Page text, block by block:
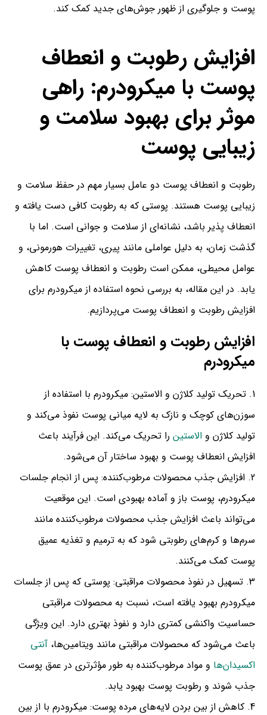
پوست و جلوگیری از ظهور جوش‌های جدید کمک کند.
افزایش رطوبت و انعطاف
پوست با میکرودرم: راهی
موثر برای بهبود سلامت و
زیبایی پوست
رطوبت و انعطاف پوست دو عامل بسیار مهم در حفظ سلامت و
زیبایی پوست هستند. پوستی که به رطوبت کافی دست یافته و
انعطاف پذیر باشد، نشانه‌ای از سلامت و جوانی است. اما با
گذشت زمان، به دلیل عواملی مانند پیری، تغییرات هورمونی، و
عوامل محیطی، ممکن است رطوبت و انعطاف پوست کاهش
یابد. در این مقاله، به بررسی نحوه استفاده از میکرودرم برای
افزایش رطوبت و انعطاف پوست می‌پردازیم.
افزایش رطوبت و انعطاف پوست با
میکرودرم
تحریک تولید کلاژن و الاستین: میکرودرم با استفاده از
سوزن‌های کوچک و نازک به لایه میانی پوست نفوذ می‌کند و
تولید کلاژن و الاستین را تحریک می‌کند. این فرآیند باعث
افزایش انعطاف پوست و بهبود ساختار آن می‌شود.
افزایش جذب محصولات مرطوب‌کننده: پس از انجام جلسات
میکرودرم، پوست باز و آماده بهبودی است. این موقعیت
می‌تواند باعث افزایش جذب محصولات مرطوب‌کننده مانند
سرم‌ها و کرم‌های رطوبتی شود که به ترمیم و تغذیه عمیق
پوست کمک می‌کنند.
تسهیل در نفوذ محصولات مراقبتی: پوستی که پس از جلسات
میکرودرم بهبود یافته است، نسبت به محصولات مراقبتی
حساسیت واکنشی کمتری دارد و نفوذ بهتری دارد. این ویژگی
باعث می‌شود که محصولات مراقبتی مانند ویتامین‌ها، آنتی
اکسیدان‌ها و مواد مرطوب‌کننده به طور مؤثر‌تری در عمق پوست
جذب شوند و رطوبت پوست بهبود یابد.
کاهش از بین بردن لایه‌های مرده پوست: میکرودرم با از بین